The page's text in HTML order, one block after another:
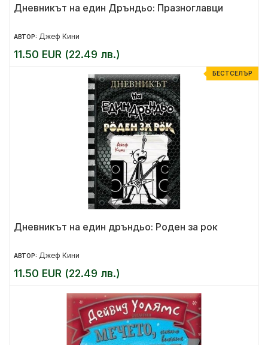
Дневникът на един Дръндьо: Празноглавци
АВТОР: Джеф Кини
11.50 EUR (22.49 лв.)
БЕСТСЕЛЪР
Дневникът на един дръндьо: Роден за рок
АВТОР: Джеф Кини
11.50 EUR (22.49 лв.)